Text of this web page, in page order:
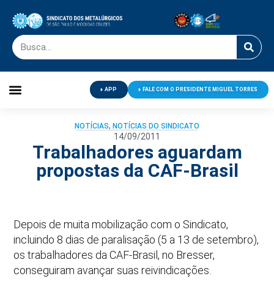
APP FALE COM O PRESIDENTE MIGUEL TORRES
NOTÍCIAS, NOTÍCIAS DO SINDICATO
14/09/2011
Trabalhadores aguardam
propostas da CAF-Brasil
Depois de muita mobilização com o Sindicato,
incluindo 8 dias de paralisação (5 a 13 de setembro),
os trabalhadores da CAF-Brasil, no Bresser,
conseguiram avançar suas reivindicações.